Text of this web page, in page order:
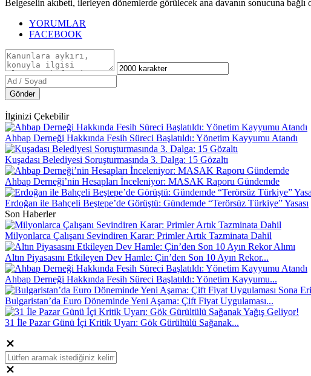
Belgeselin akıbeti, ilerleyen dönemlerde görülecek ana davanın sonucuna
YORUMLAR
FACEBOOK
Gönder
İlginizi Çekebilir
Ahbap Derneği Hakkında Fesih Süreci Başlatıldı: Yönetim Kayyumu Atandı
Kuşadası Belediyesi Soruşturmasında 3. Dalga: 15 Gözaltı
Ahbap Derneği’nin Hesapları İnceleniyor: MASAK Raporu Gündemde
Erdoğan ile Bahçeli Beştepe’de Görüştü: Gündemde “Terörsüz Türkiye” Yasası
Son Haberler
Milyonlarca Çalışanı Sevindiren Karar: Primler Artık Tazminata Dahil
Altın Piyasasını Etkileyen Dev Hamle: Çin’den Son 10 Ayın Rekor...
Ahbap Derneği Hakkında Fesih Süreci Başlatıldı: Yönetim Kayyumu...
Bulgaristan’da Euro Döneminde Yeni Aşama: Çift Fiyat Uygulaması...
31 İle Pazar Günü İçi Kritik Uyarı: Gök Gürültülü Sağanak...